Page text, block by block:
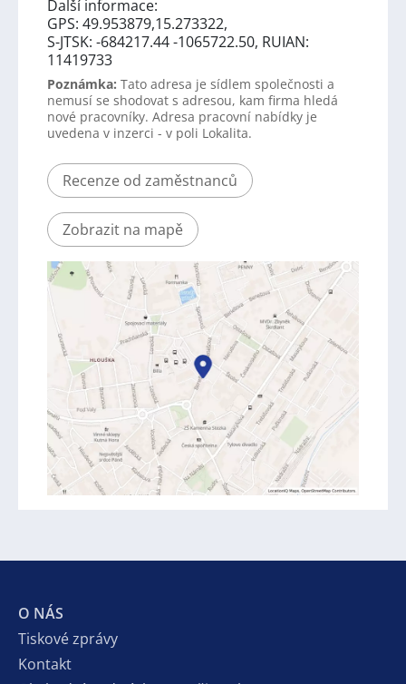
Další informace:
GPS: 49.953879,15.273322,
S-JTSK: -684217.44 -1065722.50, RUIAN:
11419733
Poznámka: Tato adresa je sídlem společnosti a
nemusí se shodovat s adresou, kam firma hledá
nové pracovníky. Adresa pracovní nabídky je
uvedena v inzerci - v poli Lokalita.
Recenze od zaměstnanců
Zobrazit na mapě
O NÁS
Tiskové zprávy
Kontakt